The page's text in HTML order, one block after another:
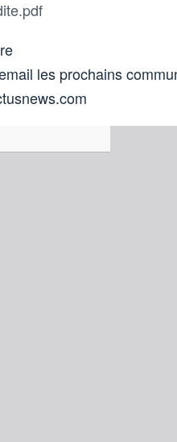
les prochains